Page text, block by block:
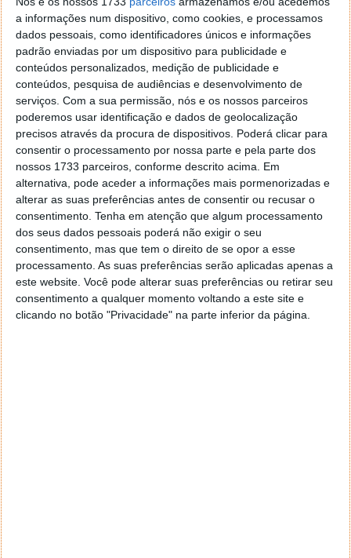
a informações num dispositivo, como cookies, e processamos
dados pessoais, como identificadores únicos e informações
padrão enviadas por um dispositivo para publicidade e
conteúdos personalizados, medição de publicidade e
conteúdos, pesquisa de audiências e desenvolvimento de
serviços. Com a sua permissão, nós e os nossos parceiros
poderemos usar identificação e dados de geolocalização
precisos através da procura de dispositivos. Poderá clicar para
consentir o processamento por nossa parte e pela parte dos
nossos 1733 parceiros, conforme descrito acima. Em
alternativa, pode aceder a informações mais pormenorizadas e
alterar as suas preferências antes de consentir ou recusar o
consentimento. Tenha em atenção que algum processamento
dos seus dados pessoais poderá não exigir o seu
consentimento, mas que tem o direito de se opor a esse
processamento. As suas preferências serão aplicadas apenas a
este website. Você pode alterar suas preferências ou retirar seu
consentimento a qualquer momento voltando a este site e
clicando no botão "Privacidade" na parte inferior da página.
— Joao Nascimento (@jonisborn)March 31,
2020
O projeto conta com o contributo de várias
personalidades e entidades, que incluem o LIP1
(Laboratório de Instrumentação e Física
Experimental de Partículas), a FCT NOVA2, a NOVA
Medical School, o ICNAS3, a Harvard University e dois
engenheiros portugueses que trabalham para equipas
de Fórmula 1.
Leia também...